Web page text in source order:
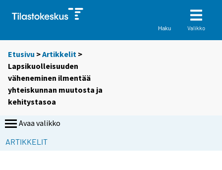
Haku Valikko
Etusivu >Artikkelit >
Lapsikuolleisuuden
väheneminen ilmentää
yhteiskunnan muutosta ja
kehitystasoa
Avaa valikko
ARTIKKELIT